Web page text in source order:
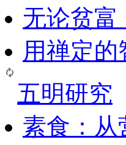
无论贫富
用禅定
五明研究
素食：从